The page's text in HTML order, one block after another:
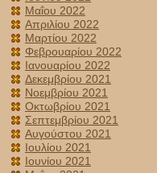
Μαΐου 2022
Απριλίου 2022
Μαρτίου 2022
Φεβρουαρίου 2022
Ιανουαρίου 2022
Δεκεμβρίου 2021
Νοεμβρίου 2021
Οκτωβρίου 2021
Σεπτεμβρίου 2021
Αυγούστου 2021
Ιουλίου 2021
Ιουνίου 2021